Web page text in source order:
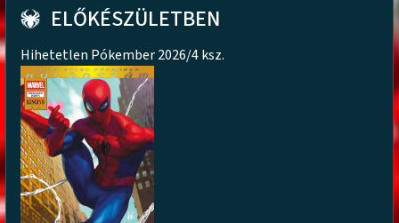
ELŐKÉSZÜLETBEN
Hihetetlen Pókember 2026/4 ksz.